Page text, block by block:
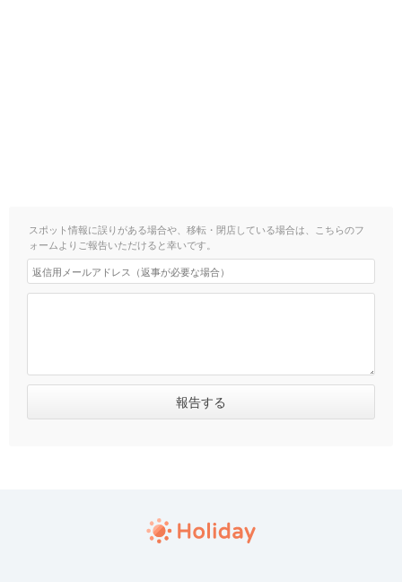
スポット情報に誤りがある場合や、移転・閉店している場合は、こちらのフ
ォームよりご報告いただけると幸いです。